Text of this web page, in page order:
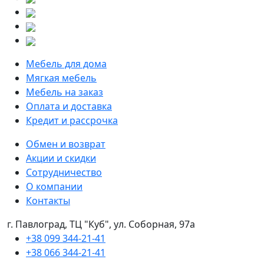
Мебель для дома
Мягкая мебель
Мебель на заказ
Оплата и доставка
Кредит и рассрочка
Обмен и возврат
Акции и скидки
Сотрудничество
О компании
Контакты
г. Павлоград, ТЦ "Куб", ул. Соборная, 97а
+38 099 344-21-41
+38 066 344-21-41